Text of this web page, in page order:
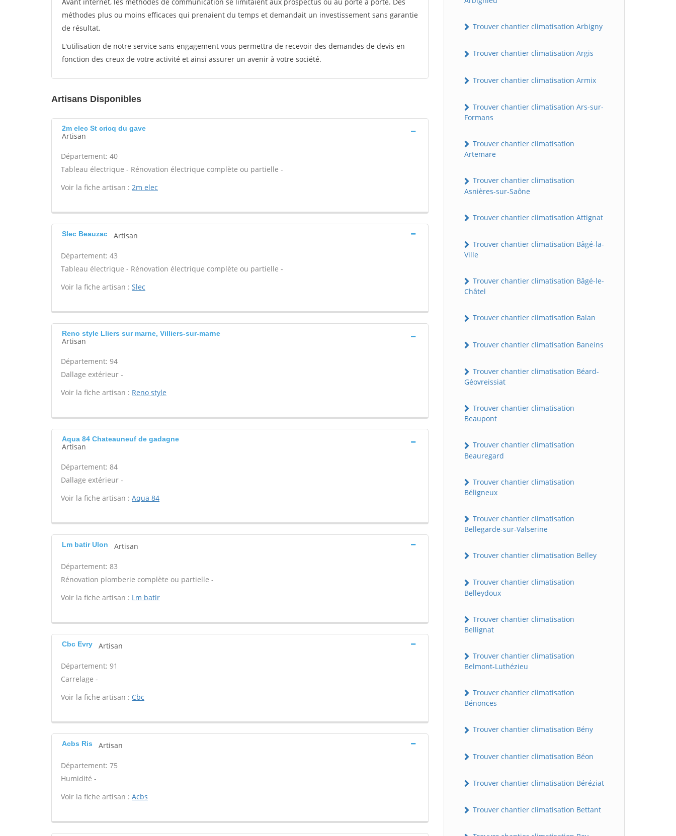
méthodes plus ou moins efficaces qui prenaient du temps et demandait un investissement sans garantie
de résultat.
L'utilisation de notre service sans engagement vous permettra de recevoir des demandes de devis en
fonction des creux de votre activité et ainsi assurer un avenir à votre société.
Artisans Disponibles
2m elec St cricq du gave
Artisan
Département: 40
Tableau électrique - Rénovation électrique complète ou partielle -
Voir la fiche artisan : 2m elec
Slec Beauzac Artisan
Département: 43
Tableau électrique - Rénovation électrique complète ou partielle -
Voir la fiche artisan : Slec
Reno style Lliers sur marne, Villiers-sur-marne
Artisan
Département: 94
Dallage extérieur -
Voir la fiche artisan : Reno style
Aqua 84 Chateauneuf de gadagne
Artisan
Département: 84
Dallage extérieur -
Voir la fiche artisan : Aqua 84
Lm batir Ulon Artisan
Département: 83
Rénovation plomberie complète ou partielle -
Voir la fiche artisan : Lm batir
Cbc Evry Artisan
Département: 91
Carrelage -
Voir la fiche artisan : Cbc
Acbs Ris Artisan
Département: 75
Humidité -
Voir la fiche artisan : Acbs
Trouver chantier climatisation Arbigny
Trouver chantier climatisation Argis
Trouver chantier climatisation Armix
Trouver chantier climatisation Ars-sur-
Formans
Trouver chantier climatisation
Artemare
Trouver chantier climatisation
Asnières-sur-Saône
Trouver chantier climatisation Attignat
Trouver chantier climatisation Bâgé-la-
Ville
Trouver chantier climatisation Bâgé-le-
Châtel
Trouver chantier climatisation Balan
Trouver chantier climatisation Baneins
Trouver chantier climatisation Béard-
Géovreissiat
Trouver chantier climatisation
Beaupont
Trouver chantier climatisation
Beauregard
Trouver chantier climatisation
Béligneux
Trouver chantier climatisation
Bellegarde-sur-Valserine
Trouver chantier climatisation Belley
Trouver chantier climatisation
Belleydoux
Trouver chantier climatisation
Bellignat
Trouver chantier climatisation
Belmont-Luthézieu
Trouver chantier climatisation
Bénonces
Trouver chantier climatisation Bény
Trouver chantier climatisation Béon
Trouver chantier climatisation Béréziat
Trouver chantier climatisation Bettant